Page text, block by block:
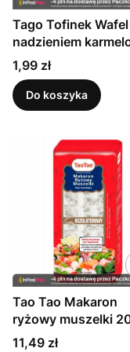
Tago Tofinek
nadzieniem
40 g
Cena
1,99 zł
Do koszyka
Tao Tao Makaron
ryżowy muszelki
Cena
11,49 zł